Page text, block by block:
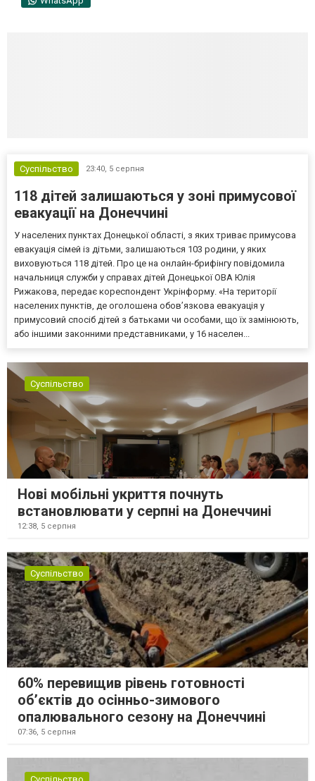
Суспільство 23:40, 5 серпня
118 дітей залишаються у зоні примусової
евакуації на Донеччині
У населених пунктах Донецької області, з яких триває примусова
евакуація сімей із дітьми, залишаються 103 родини, у яких
виховуються 118 дітей. Про це на онлайн-брифінгу повідомила
начальниця служби у справах дітей Донецької ОВА Юлія
Рижакова, передає кореспондент Укрінформу. «На території
населених пунктів, де оголошена обов’язкова евакуація у
примусовий спосіб дітей з батьками чи особами, що їх замінюють,
або іншими законними представниками, у 16 населен...
Суспільство
Нові мобільні укриття почнуть
встановлювати у серпні на Донеччині
12:38, 5 серпня
Суспільство
60% перевищив рівень готовності
об’єктів до осінньо-зимового
опалювального сезону на Донеччині
07:36, 5 серпня